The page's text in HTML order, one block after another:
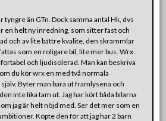
tyngre än GTn. Dock samma antal Hk, dvs
en helt ny inredning, som sitter fast och
och av lite bättre kvalite, den skrammlar
som en roligare bil, lite mer bus. Wrx
och ljudisolerad. Man kan beskriva
du kör wrx en med två normala
Byter man bara ut framlysena och
inte lika tam ut. Jag har kört båda bilarna
jag är helt nöjd med. Ser det mer som en
Köpte den för att jag har 2 barn